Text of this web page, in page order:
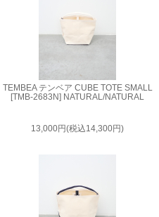
TEMBEA テンベア CUBE TOTE SMALL
[TMB-2683N] NATURAL/NATURAL
13,000円(税込14,300円)